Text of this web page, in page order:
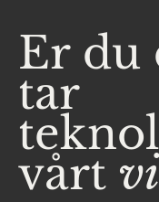
Er du
tar
vårt